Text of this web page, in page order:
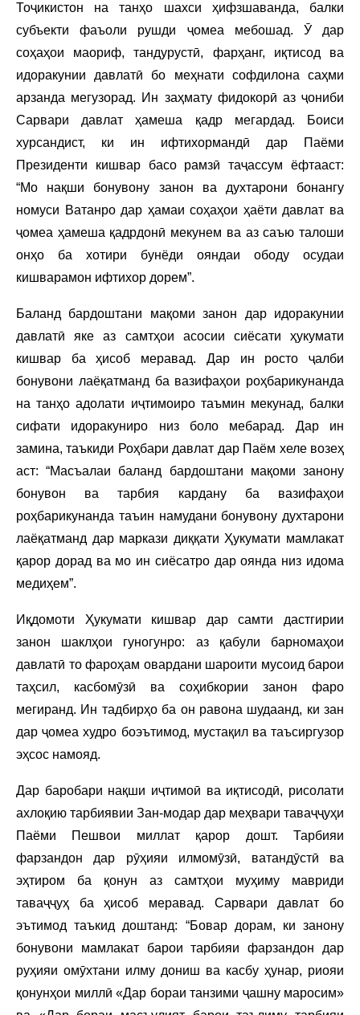
Тоҷикистон на танҳо шахси ҳифзшаванда, балки
субъекти фаъоли рушди ҷомеа мебошад. Ӯ дар
соҳаҳои маориф, тандурустӣ, фарҳанг, иқтисод ва
идоракунии давлатӣ бо меҳнати софдилона саҳми
арзанда мегузорад. Ин заҳмату фидокорӣ аз ҷониби
Сарвари давлат ҳамеша қадр мегардад. Боиси
хурсандист, ки ин ифтихормандӣ дар Паёми
Президенти кишвар басо рамзӣ таҷассум ёфтааст:
“Мо нақши бонувону занон ва духтарони бонангу
номуси Ватанро дар ҳамаи соҳаҳои ҳаёти давлат ва
ҷомеа ҳамеша қадрдонӣ мекунем ва аз саъю талоши
онҳо ба хотири бунёди ояндаи ободу осудаи
кишварамон ифтихор дорем”.
Баланд бардоштани мақоми занон дар идоракунии
давлатӣ яке аз самтҳои асосии сиёсати ҳукумати
кишвар ба ҳисоб меравад. Дар ин росто ҷалби
бонувони лаёқатманд ба вазифаҳои роҳбарикунанда
на танҳо адолати иҷтимоиро таъмин мекунад, балки
сифати идоракуниро низ боло мебарад. Дар ин
замина, таъкиди Роҳбари давлат дар Паём хеле возеҳ
аст: “Масъалаи баланд бардоштани мақоми занону
бонувон ва тарбия кардану ба вазифаҳои
роҳбарикунанда таъин намудани бонувону духтарони
лаёқатманд дар маркази диққати Ҳукумати мамлакат
қарор дорад ва мо ин сиёсатро дар оянда низ идома
медиҳем”.
Иқдомоти Ҳукумати кишвар дар самти дастгирии
занон шаклҳои гуногунро: аз қабули барномаҳои
давлатӣ то фароҳам овардани шароити мусоид барои
таҳсил, касбомӯзӣ ва соҳибкории занон фаро
мегиранд. Ин тадбирҳо ба он равона шудаанд, ки зан
дар ҷомеа худро боэътимод, мустақил ва таъсиргузор
эҳсос намояд.
Дар баробари нақши иҷтимоӣ ва иқтисодӣ, рисолати
ахлоқию тарбиявии Зан-модар дар меҳвари таваҷҷуҳи
Паёми Пешвои миллат қарор дошт. Тарбияи
фарзандон дар рӯҳияи илмомӯзӣ, ватандӯстӣ ва
эҳтиром ба қонун аз самтҳои муҳиму мавриди
таваҷҷуҳ ба ҳисоб меравад. Сарвари давлат бо
эътимод таъкид доштанд: “Бовар дорам, ки занону
бонувони мамлакат барои тарбияи фарзандон дар
руҳияи омӯхтани илму дониш ва касбу ҳунар, риояи
қонунҳои миллӣ «Дар бораи танзими ҷашну маросим»